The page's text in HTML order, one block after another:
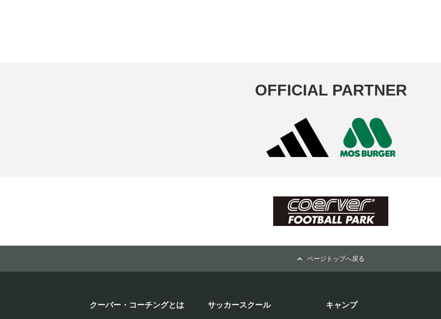
OFFICIAL PARTNER
ページトップへ戻る
クーバー・コーチングとは サッカースクール キャンプ